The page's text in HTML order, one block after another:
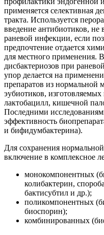
применяется селективная
тракта. Используется
введение антибиотиков,
раневой инфекции, если
предпочтение отдается
для местного применения.
дисбактериозов при
упор делается на
препаратов из нормальной
эубиотиков,
лактобацилл, кишечной
Последними
эффективность
и бифидумбактерина).
Для сохранения
включение в комплексное
монокомпонентных
колибактерин,
бактисубтил и др.);
поликомпонентных
биоспорин);
комбинированных